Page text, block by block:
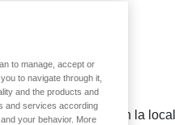
temático ubicado en la
to manage, accept or
to navigate through it,
and the products and
and services according
your behavior. More